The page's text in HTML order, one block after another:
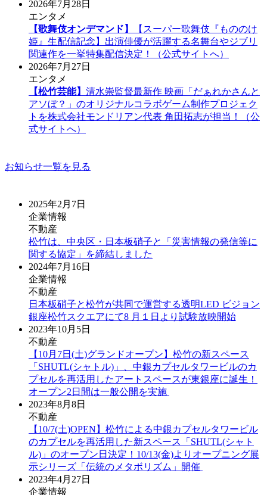
2026年7月28日
エンタメ
【歌舞伎オンデマンド】
【スーパー歌舞伎『もののけ
姫』生配信記念】出演俳優が活躍する名舞台やジブリ
関連作を一挙特集配信決定！（公式サイトへ）
2026年7月27日
エンタメ
【松竹芸能】 清水崇監督最新作 映画「だぁれかさんと
アソぼ？」のオリジナルコラボゲーム制作プロジェク
トを株式会社モンドリアン代表 角田拓志が担当！（公
式サイトへ）
お知らせ一覧を見る
2025年2月7日
企業情報
不動産
松竹は、中央区・日本板硝子と「災害情報の発信等に
関する協定」を締結しました
2024年7月16日
企業情報
不動産
日本板硝子と松竹が共同で運営する透明LED ビジョン
銀座松竹スクエアにて8 月１日より試験放映開始
2023年10月5日
不動産
【10⽉7⽇(⼟)グランドオープン】松⽵の新スペース
「SHUTL(シャトル)」、中銀カプセルタワービルのカ
プセルを再活⽤したアートスペースが東銀座に誕⽣！
オープン2⽇間は⼀般公開を実施
2023年8月8日
不動産
【10/7(土)OPEN】松竹による中銀カプセルタワービル
のカプセルを再活用した新スペース「SHUTL(シャト
ル)」のオープン日決定！10/13(金)よりオープニング展
示シリーズ「伝統のメタボリズム」開催
2023年4月27日
企業情報